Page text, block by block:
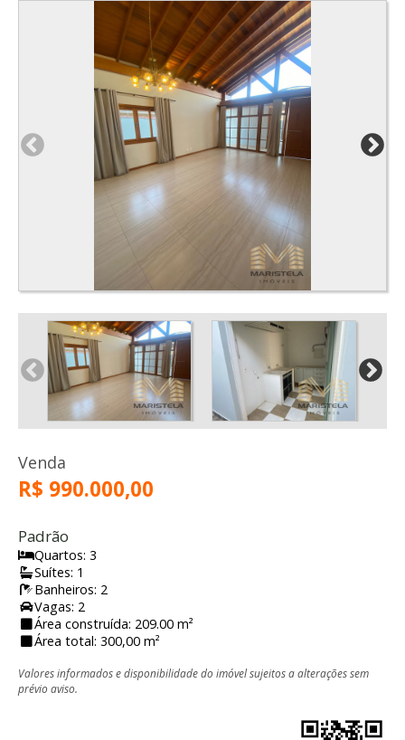
Venda
R$ 990.000,00
Padrão
Quartos: 3
Suítes: 1
Banheiros: 2
Vagas: 2
Área construída: 209.00 m²
Área total: 300,00 m²
Valores informados e disponibilidade do imóvel sujeitos a alterações sem
prévio aviso.